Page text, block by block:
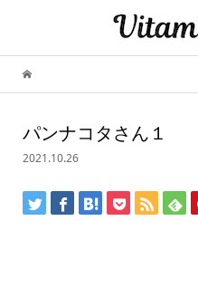
パンナコタさん１
2021.10.26